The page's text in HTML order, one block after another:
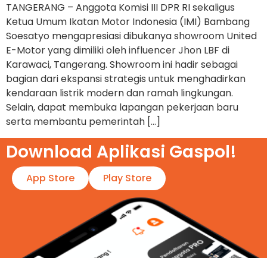
TANGERANG – Anggota Komisi III DPR RI sekaligus
Ketua Umum Ikatan Motor Indonesia (IMI) Bambang
Soesatyo mengapresiasi dibukanya showroom United
E-Motor yang dimiliki oleh influencer Jhon LBF di
Karawaci, Tangerang. Showroom ini hadir sebagai
bagian dari ekspansi strategis untuk menghadirkan
kendaraan listrik modern dan ramah lingkungan.
Selain, dapat membuka lapangan pekerjaan baru
serta membantu pemerintah […]
Download Aplikasi Gaspol!​
App Store Play Store